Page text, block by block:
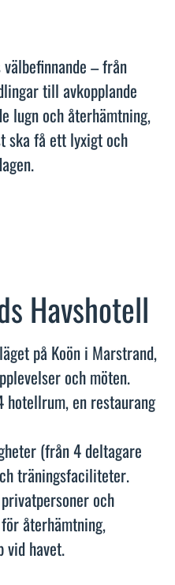
– från
till avkopplande
lugn och återhämtning,
ska få ett lyxigt och
Havshotell
på Koön i Marstrand,
och möten.
hotellrum, en restaurang
(från 4 deltagare
träningsfaciliteter.
och
återhämtning,
vid havet.